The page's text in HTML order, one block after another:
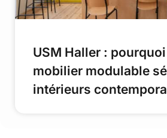
USM Haller :
mobilier modulable
intérieurs